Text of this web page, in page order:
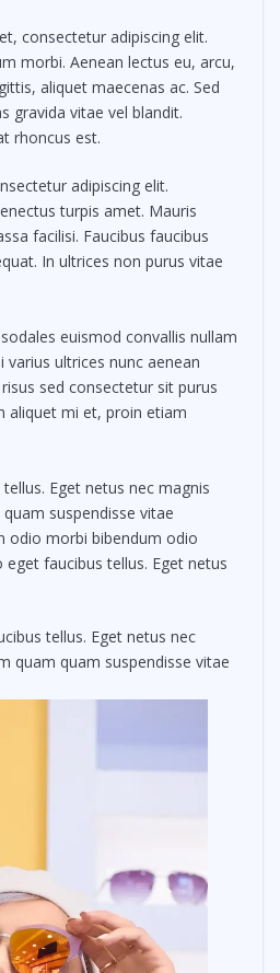
consectetur adipiscing elit.
morbi. Aenean lectus eu, arcu,
aliquet maecenas ac. Sed
gravida vitae vel blandit.
rhoncus est.
adipiscing elit.
turpis amet. Mauris
facilisi. Faucibus faucibus
In ultrices non purus vitae
euismod convallis nullam
ultrices nunc aenean
sed consectetur sit purus
aliquet mi et, proin etiam
Eget netus nec magnis
suspendisse vitae
odio morbi bibendum odio
faucibus tellus. Eget netus
tellus. Eget netus nec
quam quam suspendisse vitae